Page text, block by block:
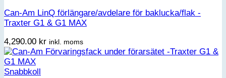
Can-Am LinQ förlängare/avdelare för baklucka/flak -
Traxter G1 & G1 MAX
4,290.00 kr inkl. moms
Snabbkoll